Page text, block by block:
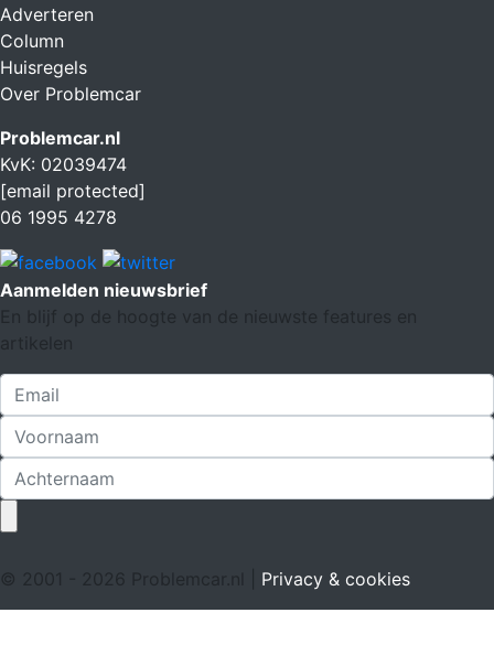
Adverteren
Column
Huisregels
Over Problemcar
Problemcar.nl
KvK: 02039474
[email protected]
06 1995 4278
Aanmelden nieuwsbrief
En blijf op de hoogte van de nieuwste features en
artikelen
© 2001 - 2026 Problemcar.nl | Privacy & cookies